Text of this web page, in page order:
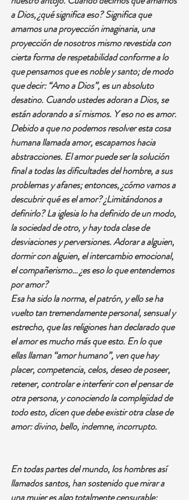
a Dios, ¿qué significa eso? Significa que
amamos una proyección imaginaria, una
proyección de nosotros mismo revestida con
cierta forma de respetabilidad conforme a lo
que pensamos que es noble y santo; de modo
que decir: “Amo a Dios”, es un absoluto
desatino. Cuando ustedes adoran a Dios, se
están adorando a sí mismos. Y eso no es amor.
Debido a que no podemos resolver esta cosa
humana llamada amor, escapamos hacia
abstracciones. El amor puede ser la solución
final a todas las dificultades del hombre, a sus
problemas y afanes; entonces, ¿cómo vamos a
descubrir qué es el amor? ¿Limitándonos a
definirlo? La iglesia lo ha definido de un modo,
la sociedad de otro, y hay toda clase de
desviaciones y perversiones. Adorar a alguien,
dormir con alguien, el intercambio emocional,
el compañerismo… ¿es eso lo que entendemos
por amor?
Esa ha sido la norma, el patrón, y ello se ha
vuelto tan tremendamente personal, sensual y
estrecho, que las religiones han declarado que
el amor es mucho más que esto. En lo que
ellas llaman “amor humano”, ven que hay
placer, competencia, celos, deseo de poseer,
retener, controlar e interferir con el pensar de
otra persona, y conociendo la complejidad de
todo esto, dicen que debe existir otra clase de
amor: divino, bello, indemne, incorrupto.
En todas partes del mundo, los hombres así
llamados santos, han sostenido que mirar a
una mujer es algo totalmente censurable;